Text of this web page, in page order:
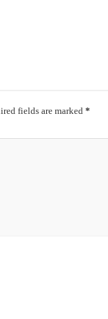
fields are marked *